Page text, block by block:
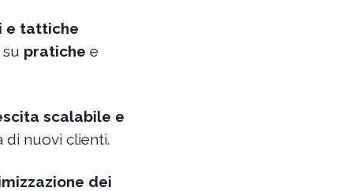
e tattiche
pratiche e
scalabile e
di nuovi clienti.
dei